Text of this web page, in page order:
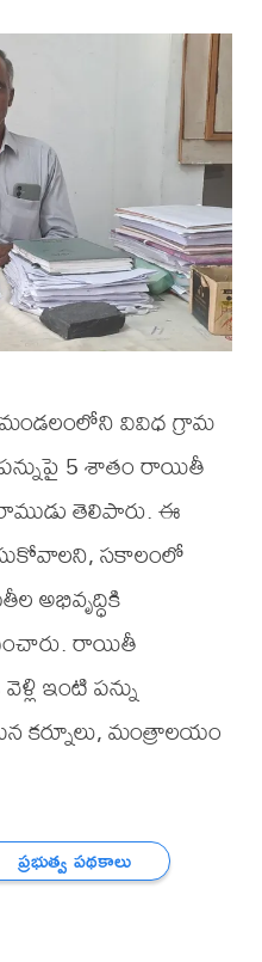
వివిధ గ్రామ
5 శాతం రాయితీ
తెలిపారు. ఈ
సకాలంలో
అభివృద్ధికి
రాయితీ
ఇంటి పన్ను
కర్నూలు, మంత్రాలయం
ప్రభుత్వ పథకాలు